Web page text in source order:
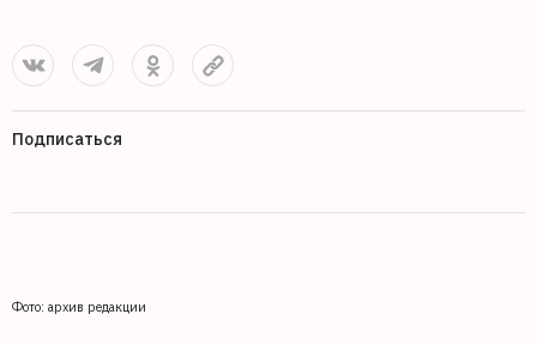
Подписаться
Фото: архив редакции